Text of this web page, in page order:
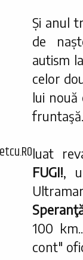
Și anul
de
autism
celor
lui
luat
FUGI!,
100
cont"